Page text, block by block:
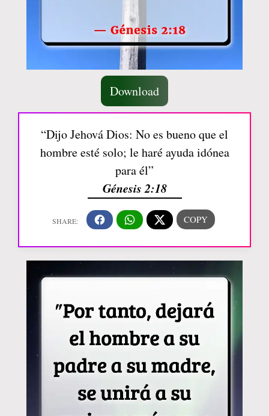
Download
“Dijo Jehová Dios: No es bueno que el
hombre esté solo; le haré ayuda idónea
para él”
Génesis 2:18